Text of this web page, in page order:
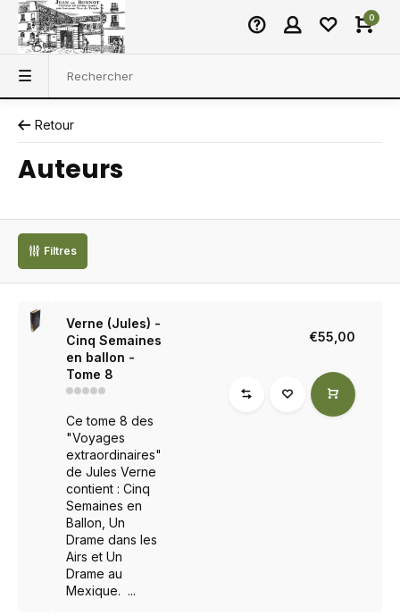
0
Retour
Auteurs
Filtres
Verne (Jules) -
Cinq Semaines
en ballon -
Tome 8
Ce tome 8 des
"Voyages
extraordinaires"
de Jules Verne
contient : Cinq
Semaines en
Ballon, Un
Drame dans les
Airs et Un
Drame au
Mexique. ...
€55,00